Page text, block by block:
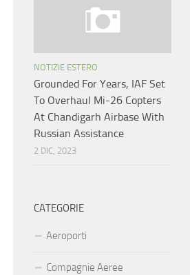
NOTIZIE ESTERO
Grounded For Years, IAF Set
To Overhaul Mi-26 Copters
At Chandigarh Airbase With
Russian Assistance
2 DIC, 2023
CATEGORIE
Aeroporti
Compagnie Aeree